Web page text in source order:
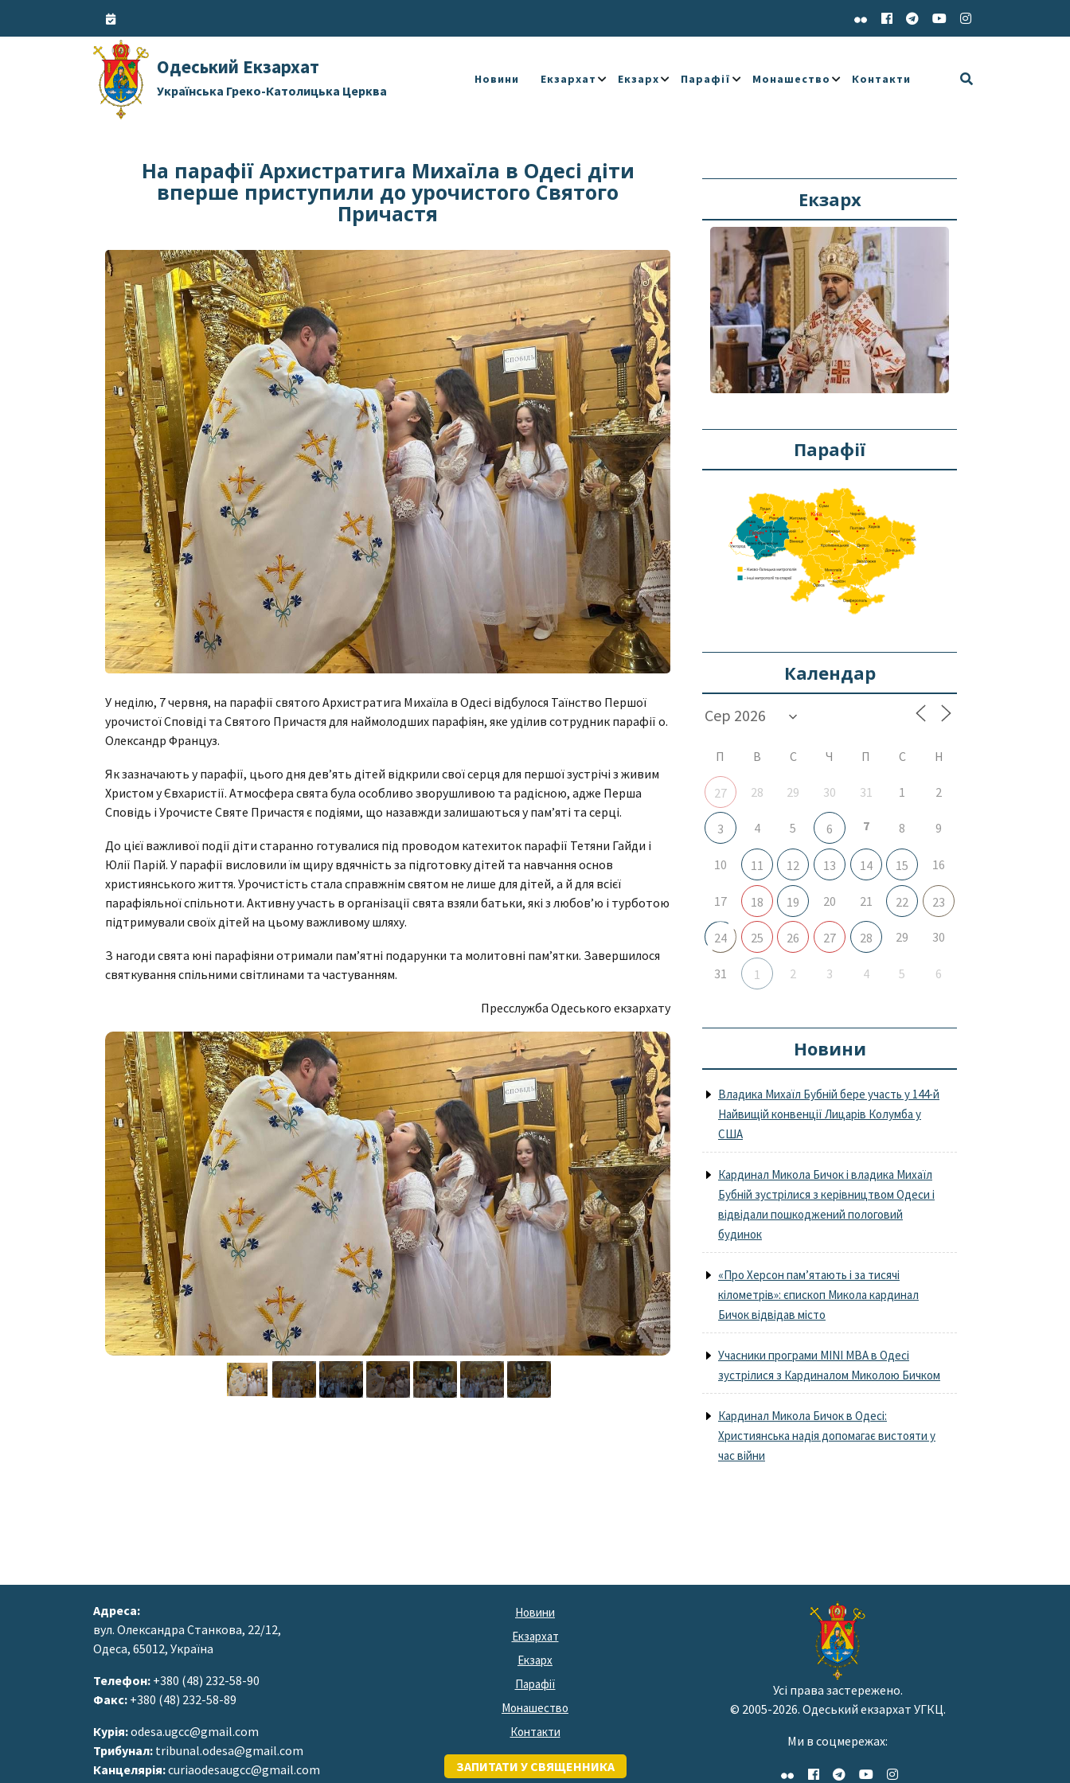
Одеський Екзархат
Українська Греко-Католицька Церква
Новини Екзархат Екзарх Парафії Монашество Контакти
На парафії Архистратига Михаїла в Одесі діти
вперше приступили до урочистого Святого
Причастя
У неділю, 7 червня, на парафії святого Архистратига Михаїла в Одесі відбулося Таїнство Першої
урочистої Сповіді та Святого Причастя для наймолодших парафіян, яке уділив сотрудник парафії о.
Олександр Француз.
Як зазначають у парафії, цього дня дев’ять дітей відкрили свої серця для першої зустрічі з живим
Христом у Євхаристії. Атмосфера свята була особливо зворушливою та радісною, адже Перша
Сповідь і Урочисте Святе Причастя є подіями, що назавжди залишаються у пам’яті та серці.
До цієї важливої події діти старанно готувалися під проводом катехиток парафії Тетяни Гайди і
Юлії Парій. У парафії висловили їм щиру вдячність за підготовку дітей та навчання основ
християнського життя. Урочистість стала справжнім святом не лише для дітей, а й для всієї
парафіяльної спільноти. Активну участь в організації свята взяли батьки, які з любов’ю і турботою
підтримували своїх дітей на цьому важливому шляху.
З нагоди свята юні парафіяни отримали пам’ятні подарунки та молитовні пам’ятки. Завершилося
святкування спільними світлинами та частуванням.
Пресслужба Одеського екзархату
Екзарх
Парафії
Календар
П В С Ч П С Н
27 28 29 30 31 1 2
3 4 5 6 7 8 9
10 11 12 13 14 15 16
17 18 19 20 21 22 23
24 25 26 27 28 29 30
31 1 2 3 4 5 6
Новини
Владика Михаїл Бубній бере участь у 144-й
Найвищій конвенції Лицарів Колумба у
США
Кардинал Микола Бичок і владика Михаїл
Бубній зустрілися з керівництвом Одеси і
відвідали пошкоджений пологовий
будинок
«Про Херсон пам’ятають і за тисячі
кілометрів»: єпископ Микола кардинал
Бичок відвідав місто
Учасники програми MINI MBA в Одесі
зустрілися з Кардиналом Миколою Бичком
Кардинал Микола Бичок в Одесі:
Християнська надія допомагає вистояти у
час війни
Адреса:
вул. Олександра Станкова, 22/12,
Одеса, 65012, Україна
Телефон: +380 (48) 232-58-90
Факс: +380 (48) 232-58-89
Курія:odesa.ugcc@gmail.com
Трибунал: tribunal.odesa@gmail.com
Канцелярія:curiaodesaugcc@gmail.com
Новини
Екзархат
Екзарх
Парафії
Монашество
Контакти
ЗАПИТАТИ У СВЯЩЕННИКА
Усі права застережено.
© 2005-2026. Одеський екзархат УГКЦ.
Ми в соцмережах: